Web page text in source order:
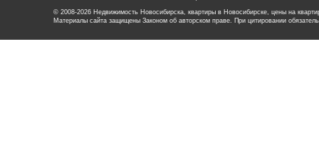
© 2008-2026 Недвижимость Новосибирска, квартиры в Новосибирске, цены на
Материалы сайта защищены Законом об авторском праве. При цитировании